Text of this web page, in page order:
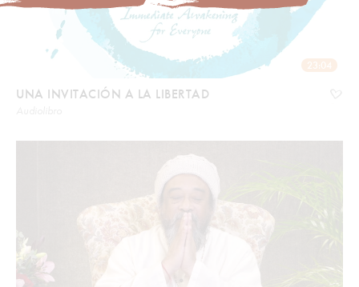
23:04
UNA INVITACIÓN A LA LIBERTAD